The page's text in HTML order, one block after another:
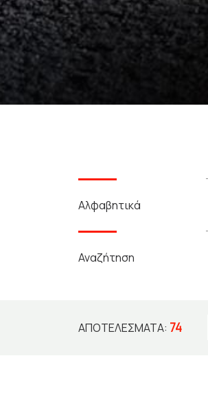
Αλφαβητικά
Αναζήτηση
ΑΠΟΤΕΛΈΣΜΑΤΑ: 74